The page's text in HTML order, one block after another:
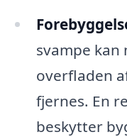
svampe
overfladen
fjernes. En
beskytter